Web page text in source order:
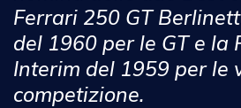
Ferrari 250 GT
del 1960 per le GT e la
Interim del 1959 per le
competizione.